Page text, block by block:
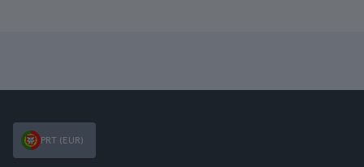
PRT (EUR)